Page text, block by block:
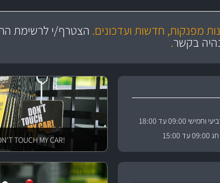
מחלקת המסננים שלנו עשירה וכוללת מסננים מקוריים ומסננים של MANN ו- MAHLE
יותר מ- 400 מוצרי טיפוח לרכב
בקרו במחלקת מוצרי
מקצועיות
ושירות מצויין מפנקות, חדשות ועדכונים. הצטרף/י לרשימת
בקשר.
09:00 עד 18:00
!DON'T TOUCH MY CAR